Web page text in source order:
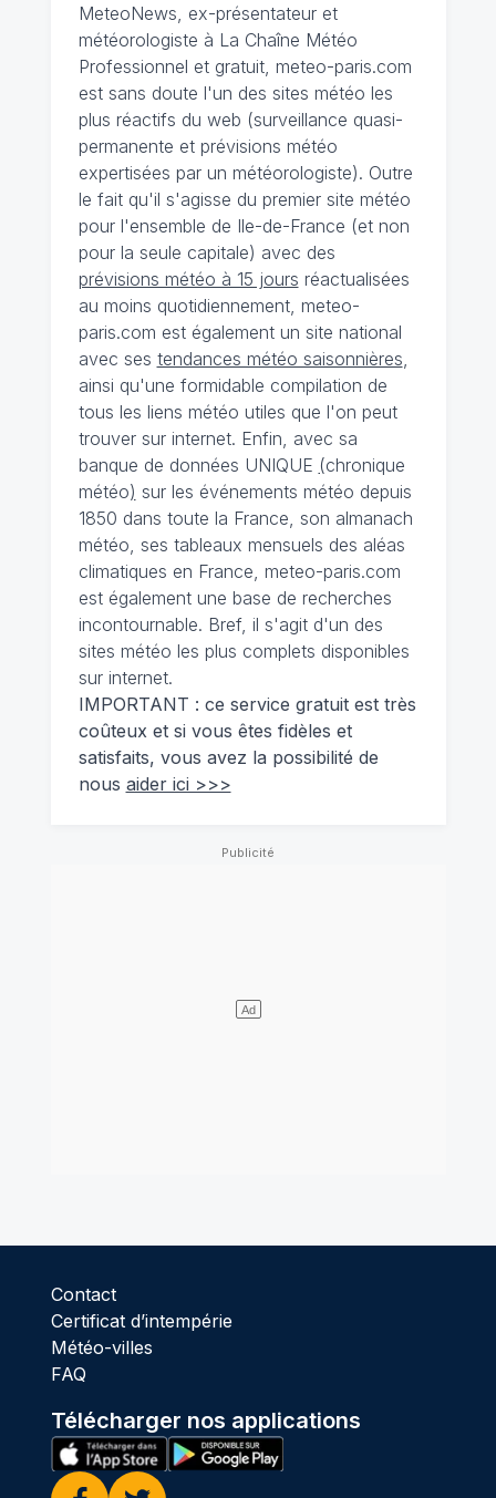
MeteoNews, ex-présentateur et
météorologiste à La Chaîne Météo
Professionnel et gratuit, meteo-paris.com
est sans doute l'un des sites météo les
plus réactifs du web (surveillance quasi-
permanente et prévisions météo
expertisées par un météorologiste). Outre
le fait qu'il s'agisse du premier site météo
pour l'ensemble de Ile-de-France (et non
pour la seule capitale) avec des
prévisions météo à 15 jours réactualisées
au moins quotidiennement, meteo-
paris.com est également un site national
avec ses tendances météo saisonnières,
ainsi qu'une formidable compilation de
tous les liens météo utiles que l'on peut
trouver sur internet. Enfin, avec sa
banque de données UNIQUE (chronique
météo) sur les événements météo depuis
1850 dans toute la France, son almanach
météo, ses tableaux mensuels des aléas
climatiques en France, meteo-paris.com
est également une base de recherches
incontournable. Bref, il s'agit d'un des
sites météo les plus complets disponibles
sur internet.
IMPORTANT : ce service gratuit est très
coûteux et si vous êtes fidèles et
satisfaits, vous avez la possibilité de
nous aider ici >>>
Contact
Certificat d’intempérie
Météo-villes
FAQ
Télécharger nos applications